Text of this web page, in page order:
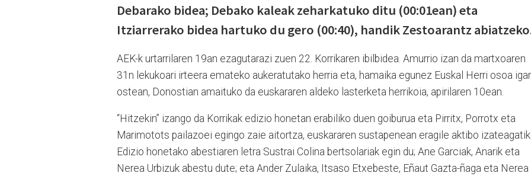
Debarako bidea; Debako kaleak zeharkatuko ditu (00:01ean) eta
Itziarrerako bidea hartuko du gero (00:40), handik Zestoarantz
AEK-k urtarrilaren 19an ezagutarazi zuen 22. Korrikaren ibilbidea. Amurrio izan da martxoaren
31n lekukoari irteera emateko aukeratutako herria eta, hamaika egunez Euskal Herri osoa
ostean, Donostian amaituko da euskararen aldeko lasterketa herrikoia, apirilaren 10ean.
“Hitzekin” izango da Korrikak edizio honetan erabiliko duen goiburua eta Pirritx, Porrotx eta
Marimotots pailazoei egingo zaie aitortza, euskararen sustapenean eragile aktibo izateagatik.
Edizio honetako abestiaren letra Sustrai Colina bertsolariak egin du; Ane Garciak, Anarik eta
Nerea Urbizuk abestu dute; eta Ander Zulaika, Itsaso Etxebeste, Eñaut Gazta-ñaga eta Nerea